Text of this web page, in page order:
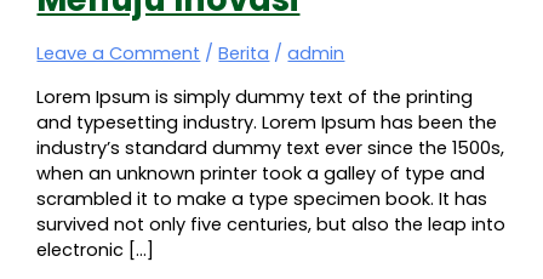
Leave a Comment /Berita /admin
Lorem Ipsum is simply dummy text of the printing
and typesetting industry. Lorem Ipsum has been the
industry’s standard dummy text ever since the 1500s,
when an unknown printer took a galley of type and
scrambled it to make a type specimen book. It has
survived not only five centuries, but also the leap into
electronic […]